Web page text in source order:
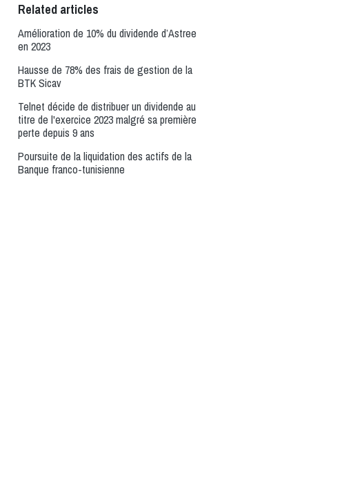
Related articles
Amélioration de 10% du dividende d’Astree
en 2023
Hausse de 78% des frais de gestion de la
BTK Sicav
Telnet décide de distribuer un dividende au
titre de l'exercice 2023 malgré sa première
perte depuis 9 ans
Poursuite de la liquidation des actifs de la
Banque franco-tunisienne